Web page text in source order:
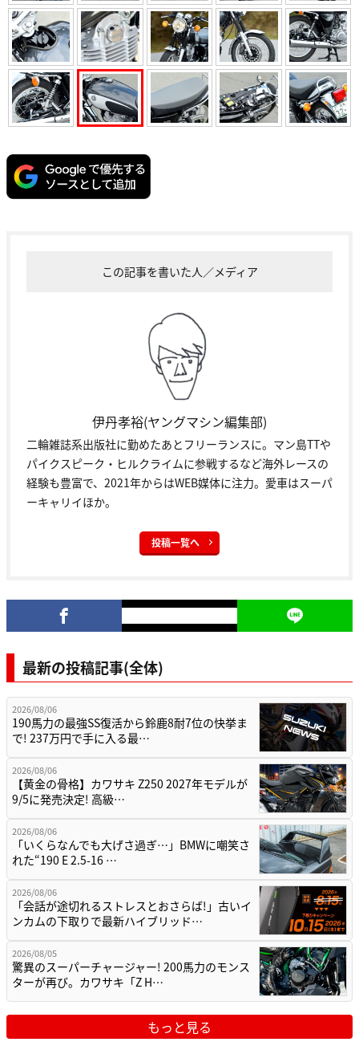
この記事を書いた人／メディア
伊丹孝裕(ヤングマシン編集部)
二輪雑誌系出版社に勤めたあとフリーランスに。マン島TTや
パイクスピーク・ヒルクライムに参戦するなど海外レースの
経験も豊富で、2021年からはWEB媒体に注力。愛車はスーパ
ーキャリイほか。
投稿一覧へ
最新の投稿記事(全体)
2026/08/06
190馬力の最強SS復活から鈴鹿8耐7位の快挙ま
で! 237万円で手に入る最…
2026/08/06
【黄金の骨格】カワサキ Z250 2027年モデルが
9/5に発売決定! 高級…
2026/08/06
「いくらなんでも大げさ過ぎ…」BMWに嘲笑さ
れた“190 E 2.5-16 …
2026/08/06
「会話が途切れるストレスとおさらば!」古いイ
ンカムの下取りで最新ハイブリッド…
2026/08/05
驚異のスーパーチャージャー! 200馬力のモンス
ターが再び。カワサキ「Z H…
もっと見る